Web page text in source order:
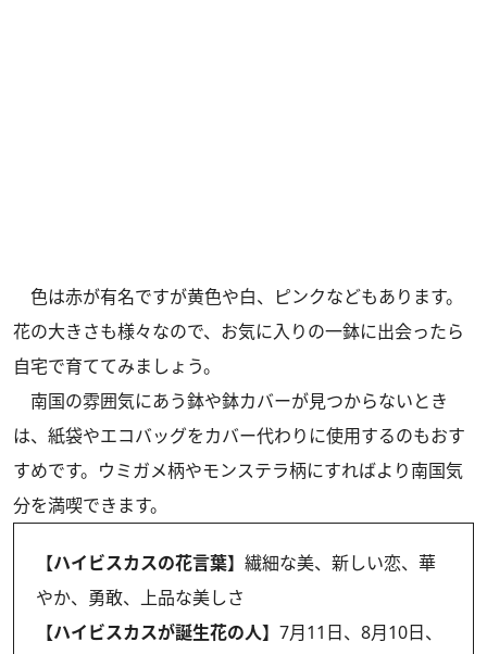
色は赤が有名ですが黄色や白、ピンクなどもあります。
花の大きさも様々なので、お気に入りの一鉢に出会ったら
自宅で育ててみましょう。
南国の雰囲気にあう鉢や鉢カバーが見つからないとき
は、紙袋やエコバッグをカバー代わりに使用するのもおす
すめです。ウミガメ柄やモンステラ柄にすればより南国気
分を満喫できます。
【ハイビスカスの花言葉】 繊細な美、新しい恋、華
やか、勇敢、上品な美しさ
【ハイビスカスが誕生花の人】 7月11日、8月10日、